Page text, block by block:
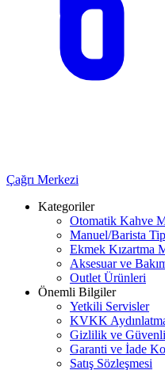
Çağrı Merkezi
Kategoriler
Otomatik Kahve
Manuel/Barista
Ekmek Kızartma
Aksesuar ve
Outlet Ürünleri
Önemli Bilgiler
Yetkili Servisler
KVKK
Gizlilik ve
Garanti ve İade
Satış Sözleşmesi